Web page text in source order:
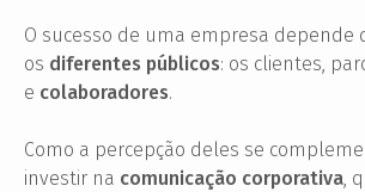
O sucesso de uma empresa depende
os diferentes públicos: os clientes,
e colaboradores.
Como a percepção deles se
investir na comunicação corporativa,